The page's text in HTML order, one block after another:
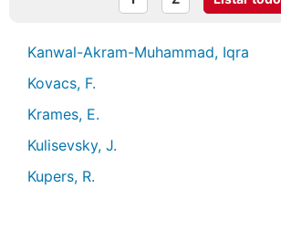
Kanwal-Akram-Muhammad, Iqra
Kovacs, F.
Krames, E.
Kulisevsky, J.
Kupers, R.